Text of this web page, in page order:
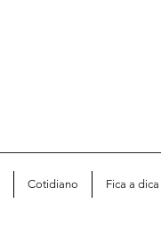
Cotidiano Fica a dica